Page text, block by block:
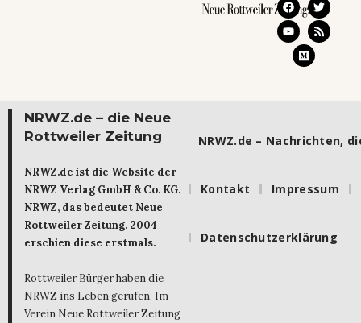
NRWZ.de – die Neue
Rottweiler Zeitung
NRWZ.de ist die Website der
NRWZ Verlag GmbH & Co. KG.
NRWZ, das bedeutet Neue
Rottweiler Zeitung. 2004
erschien diese erstmals.
Rottweiler Bürger haben die
NRWZ ins Leben gerufen. Im
Verein Neue Rottweiler Zeitung
NRWZ.de – Nachrichten,
Kontakt Impressum
Datenschutzerklärung